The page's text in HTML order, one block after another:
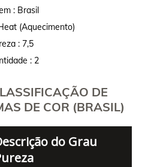
: Brasil
(Aquecimento)
: 7,5
: 2
DE
DE COR (BRASIL)
do Grau